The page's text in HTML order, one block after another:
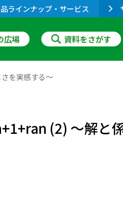
ラインナップ・サービス
広場 資料をさがす
を実感する〜
(2) 〜解と